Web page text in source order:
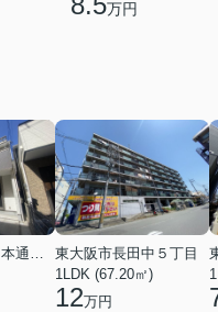
万円
東大阪市高井田本通２丁目
東大阪市長田中５丁目
1LDK (67.20㎡)
12万円